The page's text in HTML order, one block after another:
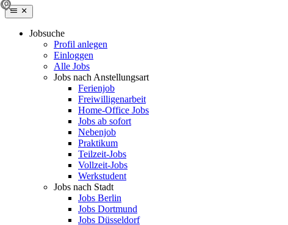
Jobsuche
Profil anlegen
Einloggen
Alle Jobs
Jobs nach Anstellungsart
Ferienjob
Freiwilligenarbeit
Home-Office Jobs
Jobs ab sofort
Nebenjob
Praktikum
Teilzeit-Jobs
Vollzeit-Jobs
Werkstudent
Jobs nach Stadt
Jobs Berlin
Jobs Dortmund
Jobs Düsseldorf